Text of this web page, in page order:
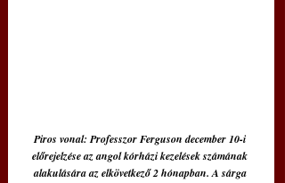
Piros vonal: Professzor Ferguson december 10-i
előrejelzése az angol kórházi kezelések számának
alakulására az elkövetkező 2 hónapban. A sárga